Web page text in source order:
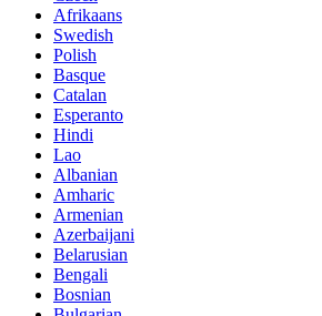
Afrikaans
Swedish
Polish
Basque
Catalan
Esperanto
Hindi
Lao
Albanian
Amharic
Armenian
Azerbaijani
Belarusian
Bengali
Bosnian